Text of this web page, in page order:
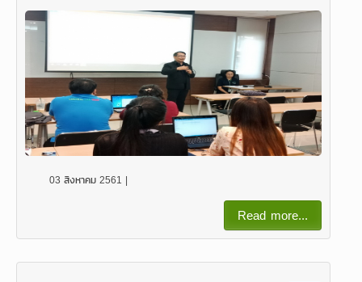
03 สิงหาคม 2561 |
Read more...